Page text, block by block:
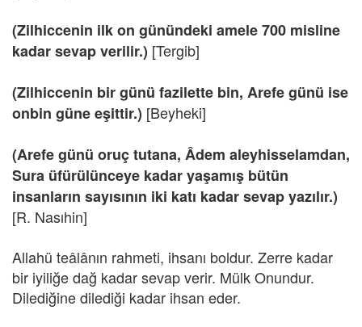
(Zilhiccenin ilk on günündeki amele 700 misline
kadar sevap verilir.) [Tergib]
(Zilhiccenin bir günü fazilette bin, Arefe günü ise
onbin güne eşittir.) [Beyheki]
(Arefe günü oruç tutana, Âdem aleyhisselamdan,
Sura üfürülünceye kadar yaşamış bütün
insanların sayısının iki katı kadar sevap yazılır.)
[R. Nasıhin]
Allahü teâlânın rahmeti, ihsanı boldur. Zerre kadar
bir iyiliğe dağ kadar sevap verir. Mülk Onundur.
Dilediğine dilediği kadar ihsan eder.